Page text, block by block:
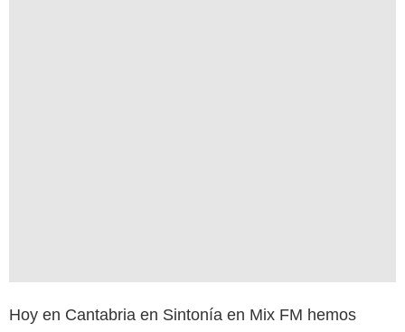
Hoy en Cantabria en Sintonía en Mix FM hemos